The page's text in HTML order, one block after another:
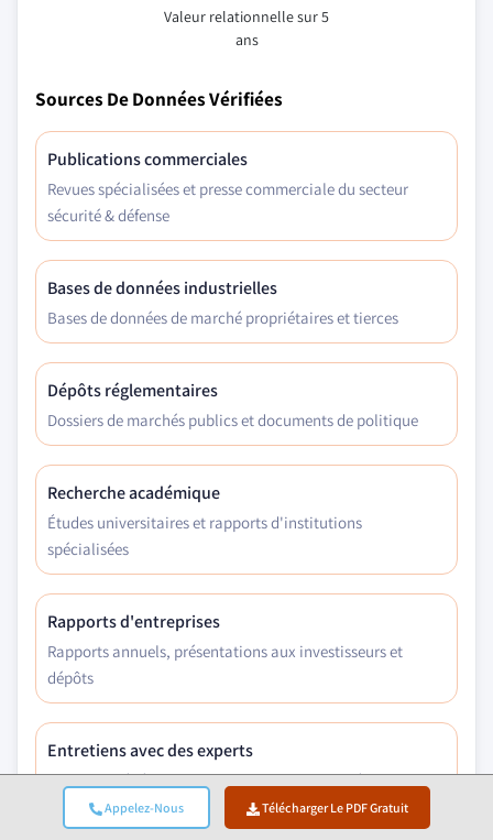
Appelez-Nous Télécharger Le PDF Gratuit
Valeur relationnelle sur 5
ans
Sources De Données Vérifiées
Publications commerciales
Revues spécialisées et presse commerciale du secteur
sécurité & défense
Bases de données industrielles
Bases de données de marché propriétaires et tierces
Dépôts réglementaires
Dossiers de marchés publics et documents de politique
Recherche académique
Études universitaires et rapports d'institutions
spécialisées
Rapports d'entreprises
Rapports annuels, présentations aux investisseurs et
dépôts
Entretiens avec des experts
Direction générale, responsables achats et spécialistes
techniques